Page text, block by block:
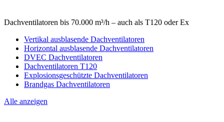
Dachventilatoren bis 70.000 m³/h – auch als T120 oder Ex
Vertikal ausblasende Dachventilatoren
Horizontal ausblasende Dachventilatoren
DVEC Dachventilatoren
Dachventilatoren T120
Explosionsgeschützte Dachventilatoren
Brandgas Dachventilatoren
Alle anzeigen